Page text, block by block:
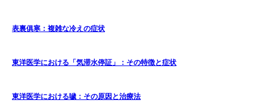
表裏俱寒：複雑な冷えの症状
東洋医学における「気滞水停証」：その特徴と症状
東洋医学における噦：その原因と治療法